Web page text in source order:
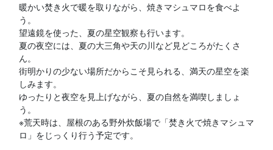
暖かい焚き火で暖を取りながら、焼きマシュマロを食べよ
う。
望遠鏡を使った、夏の星空観察も行います。
夏の夜空には、夏の大三角や天の川など見どころがたくさ
ん。
街明かりの少ない場所だからこそ見られる、満天の星空を楽
しみます。
ゆったりと夜空を見上げながら、夏の自然を満喫しましょ
う。
※荒天時は、屋根のある野外炊飯場で「焚き火で焼きマシュマ
ロ」をじっくり行う予定です。